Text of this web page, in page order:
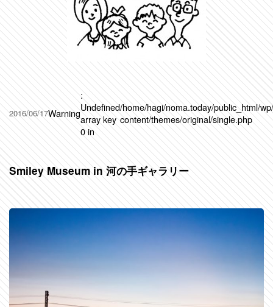
2016/06/17Warning
:
Undefined
array key
0 in
/home/hagi/noma.today/public_html/
content/themes/original/single.php
Smiley Museum in 河の手ギャラリー